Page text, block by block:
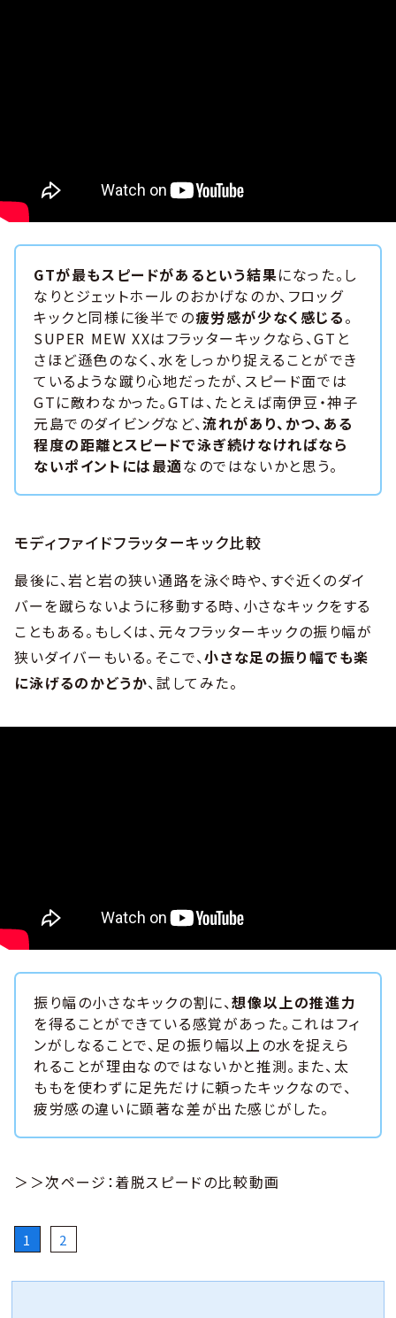
GTが最もスピードがあるという結果になった。し
なりとジェットホールのおかげなのか、フロッグ
キックと同様に後半での疲労感が少なく感じる。
SUPER MEW XXはフラッターキックなら、GTと
さほど遜色のなく、水をしっかり捉えることができ
ているような蹴り心地だったが、スピード面では
GTに敵わなかった。GTは、たとえば南伊豆・神子
元島でのダイビングなど、流れがあり、かつ、ある
程度の距離とスピードで泳ぎ続けなければなら
ないポイントには最適なのではないかと思う。
モディファイドフラッターキック比較
最後に、岩と岩の狭い通路を泳ぐ時や、すぐ近くのダイ
バーを蹴らないように移動する時、小さなキックをする
こともある。もしくは、元々フラッターキックの振り幅が
狭いダイバーもいる。そこで、小さな足の振り幅でも楽
に泳げるのかどうか、試してみた。
振り幅の小さなキックの割に、想像以上の推進力
を得ることができている感覚があった。これはフィ
ンがしなることで、足の振り幅以上の水を捉えら
れることが理由なのではないかと推測。また、太
ももを使わずに足先だけに頼ったキックなので、
疲労感の違いに顕著な差が出た感じがした。
＞＞次ページ：着脱スピードの比較動画
1 2